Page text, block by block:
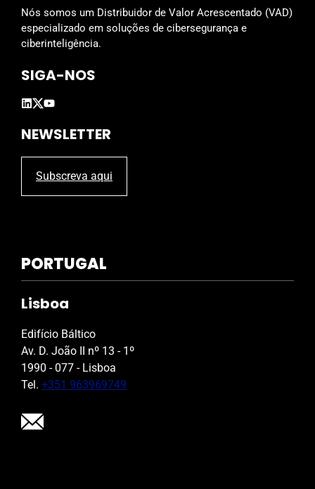
d
e
m
t
.
Nós somos um Distribuidor de Valor Acrescentado (VAD)
especializado em soluções de cibersegurança e
ciberinteligência.
SIGA-NOS
NEWSLETTER
Subscreva aqui
PORTUGAL
Lisboa
Edifício Báltico
Av. D. João II nº 13 - 1º
1990 - 077 - Lisboa
Tel. +351 963969749